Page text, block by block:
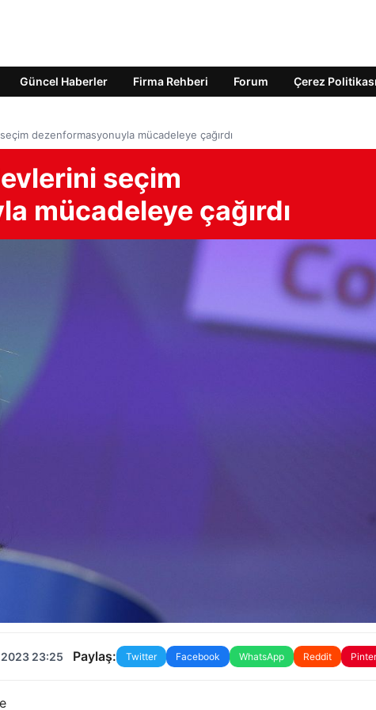
Güncel Haberler Firma Rehberi Forum Çerez Politikası
dezenformasyonuyla mücadeleye çağırdı
seçim
mücadeleye çağırdı
23:25 Paylaş: Twitter Facebook WhatsApp Reddit